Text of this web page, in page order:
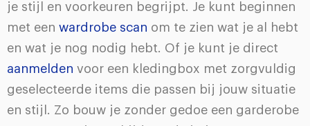
je stijl en voorkeuren begrijpt. Je kunt beginnen
met een wardrobe scan om te zien wat je al hebt
en wat je nog nodig hebt. Of je kunt je direct
aanmelden voor een kledingbox met zorgvuldig
geselecteerde items die passen bij jouw situatie
en stijl. Zo bouw je zonder gedoe een garderobe